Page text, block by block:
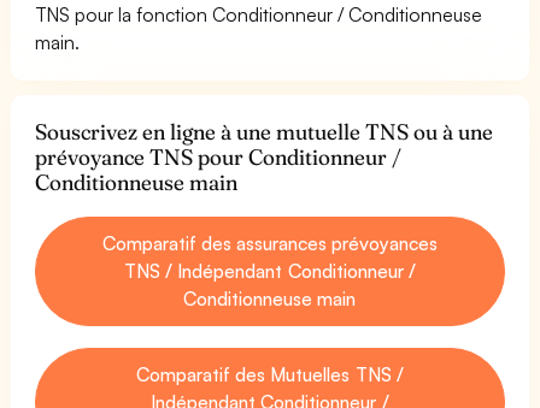
TNS pour la fonction Conditionneur / Conditionneuse
main.
Souscrivez en ligne à une mutuelle TNS ou à une
prévoyance TNS pour Conditionneur /
Conditionneuse main
Comparatif des assurances prévoyances
TNS / Indépendant Conditionneur /
Conditionneuse main
Comparatif des Mutuelles TNS /
Indépendant Conditionneur /